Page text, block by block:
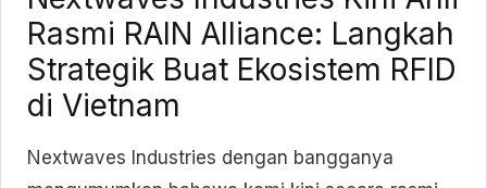
Rasmi RAIN Alliance: Langkah
Strategik Buat Ekosistem RFID
di Vietnam
Nextwaves Industries dengan bangganya